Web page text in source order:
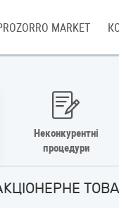
MARKET
Неконкурентні
процедури